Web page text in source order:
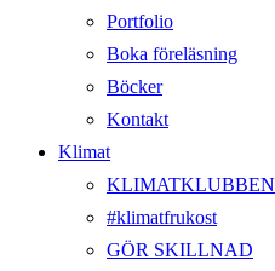
Portfolio
Boka föreläsning
Böcker
Kontakt
Klimat
KLIMATKLUBBEN
#klimatfrukost
GÖR SKILLNAD